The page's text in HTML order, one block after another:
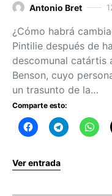
Antonio Bret
¿Cómo habrá
Pintilie después de
descomunal catártis
Benson, cuyo
un trasunto de la…
Comparte esto:
Ver entrada